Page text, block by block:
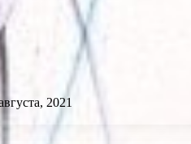
2021